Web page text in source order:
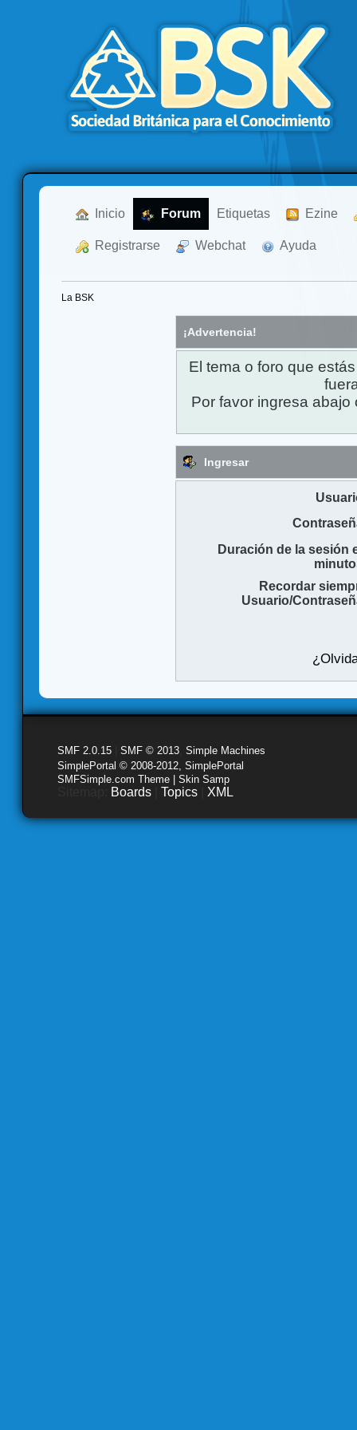
Inicio Forum Etiquetas Ezine
Registrarse Webchat Ayuda
La BSK
¡Advertencia!
El tema o foro que
Por favor ingresa
Ingresar
Duración de la sesión
Recordar
Usuario/
SMF 2.0.15 SMF © 2013 Simple Machines
SimplePortal © 2008-2012, SimplePortal
SMFSimple.com Theme | Skin Samp
Boards Topics XML